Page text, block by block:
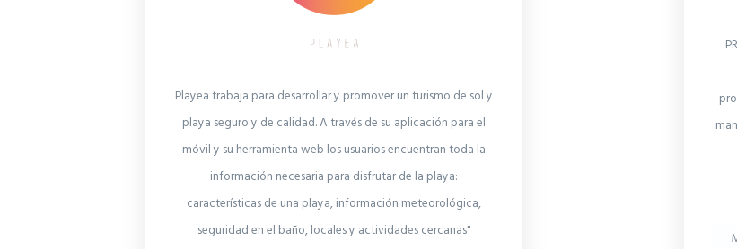
Playea trabaja para desarrollar y promover un turismo de sol y
playa seguro y de calidad. A través de su aplicación para el
móvil y su herramienta web los usuarios encuentran toda la
información necesaria para disfrutar de la playa:
características de una playa, información meteorológica,
seguridad en el baño, locales y actividades cercanas"